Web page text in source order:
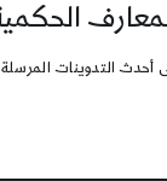
التدوينات المرسلة